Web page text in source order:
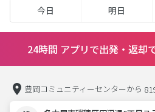
今日 明日
24時間 アプリで出発・返却
豊岡コミュニティーセンターから